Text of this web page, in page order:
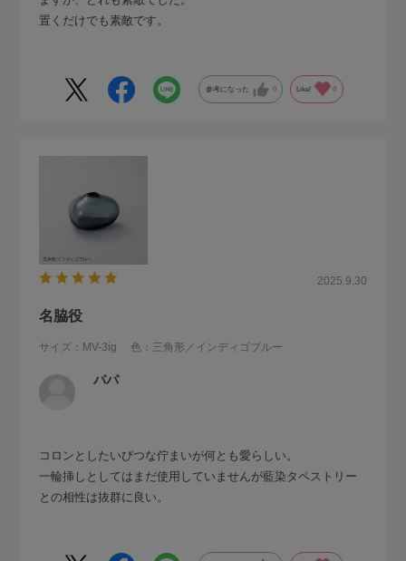
置くだけでも素敵です。
参考になった 0 Like! 0
2025.9.30
名脇役
サイズ：MV-3ig 色：三角形／インディゴブルー
パパ
コロンとしたいびつな佇まいが何とも愛らしい。
一輪挿しとしてはまだ使用していませんが藍染タペストリー
との相性は抜群に良い。